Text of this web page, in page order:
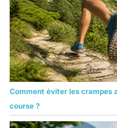
Comment éviter les crampes
course ?